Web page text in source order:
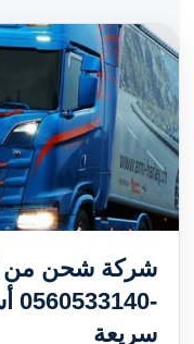
شركة شحن من
سريعة